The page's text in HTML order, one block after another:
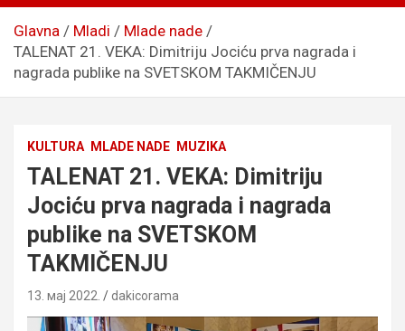
Glavna Mladi
Mlade nade
TALENAT 21. VEKA: Dimitriju Jociću prva nagrada i
nagrada publike na SVETSKOM TAKMIČENJU
KULTURA MLADE NADE MUZIKA
TALENAT 21. VEKA: Dimitriju
Jociću prva nagrada i nagrada
publike na SVETSKOM
TAKMIČENJU
13. мај 2022. dakicorama